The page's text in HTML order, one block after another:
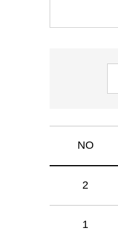
NO
2
1